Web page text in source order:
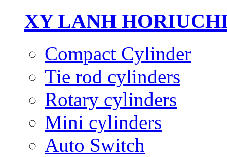
XY LANH
Compact Cylinder
Tie rod cylinders
Rotary cylinders
Mini cylinders
Auto Switch